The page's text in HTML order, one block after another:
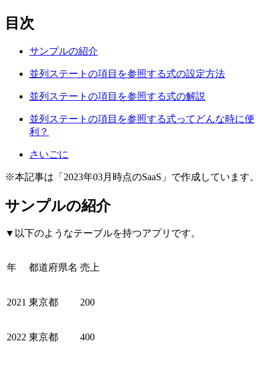
目次
サンプルの紹介
並列ステートの項目を参照する式の設定方法
並列ステートの項目を参照する式の解説
並列ステートの項目を参照する式ってどんな時に便
利？
さいごに
※本記事は「2023年03月時点のSaaS」で作成しています。
サンプルの紹介
▼以下のようなテーブルを持つアプリです。
年 都道府県名 売上
2021 東京都 200
2022 東京都 400